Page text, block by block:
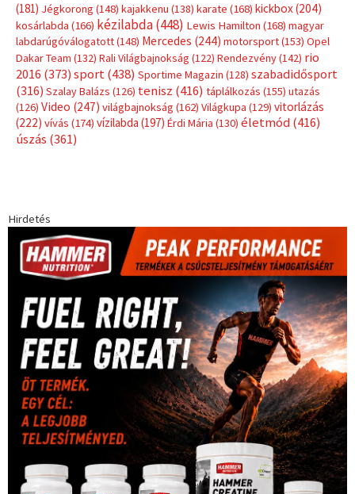
(181) Jégkorong (148) kajakkenu (138) karate (168) kickbox(204)
kosárlabda (166) kézilabda(448) Lewis Hamilton (168) magyar
labdarúgóválogatott(148) Mercedes (244) motorsport(153) Opel
Dakar Team (132) Rali Világbajnokság (122) Rendezvény(142) rio
2016 (373) sport(438) Sportime Magazin (128) szabadidősport
(316) Szalay Balázs (126) tenisz (416) táplálkozás (155) utazás
(126) Video (247) világbajnokság (162) Világkupa (129) vitorlázás
(222) vívás (174) vízilabda (197) Érdi Mária (130) életmód(416)
úszás (361)
Hirdetés